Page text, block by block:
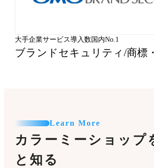
大手企業サービス導入数国内No.1
ブランドセキュリティ/商標
Learn More
カラーミーショップ
と知る